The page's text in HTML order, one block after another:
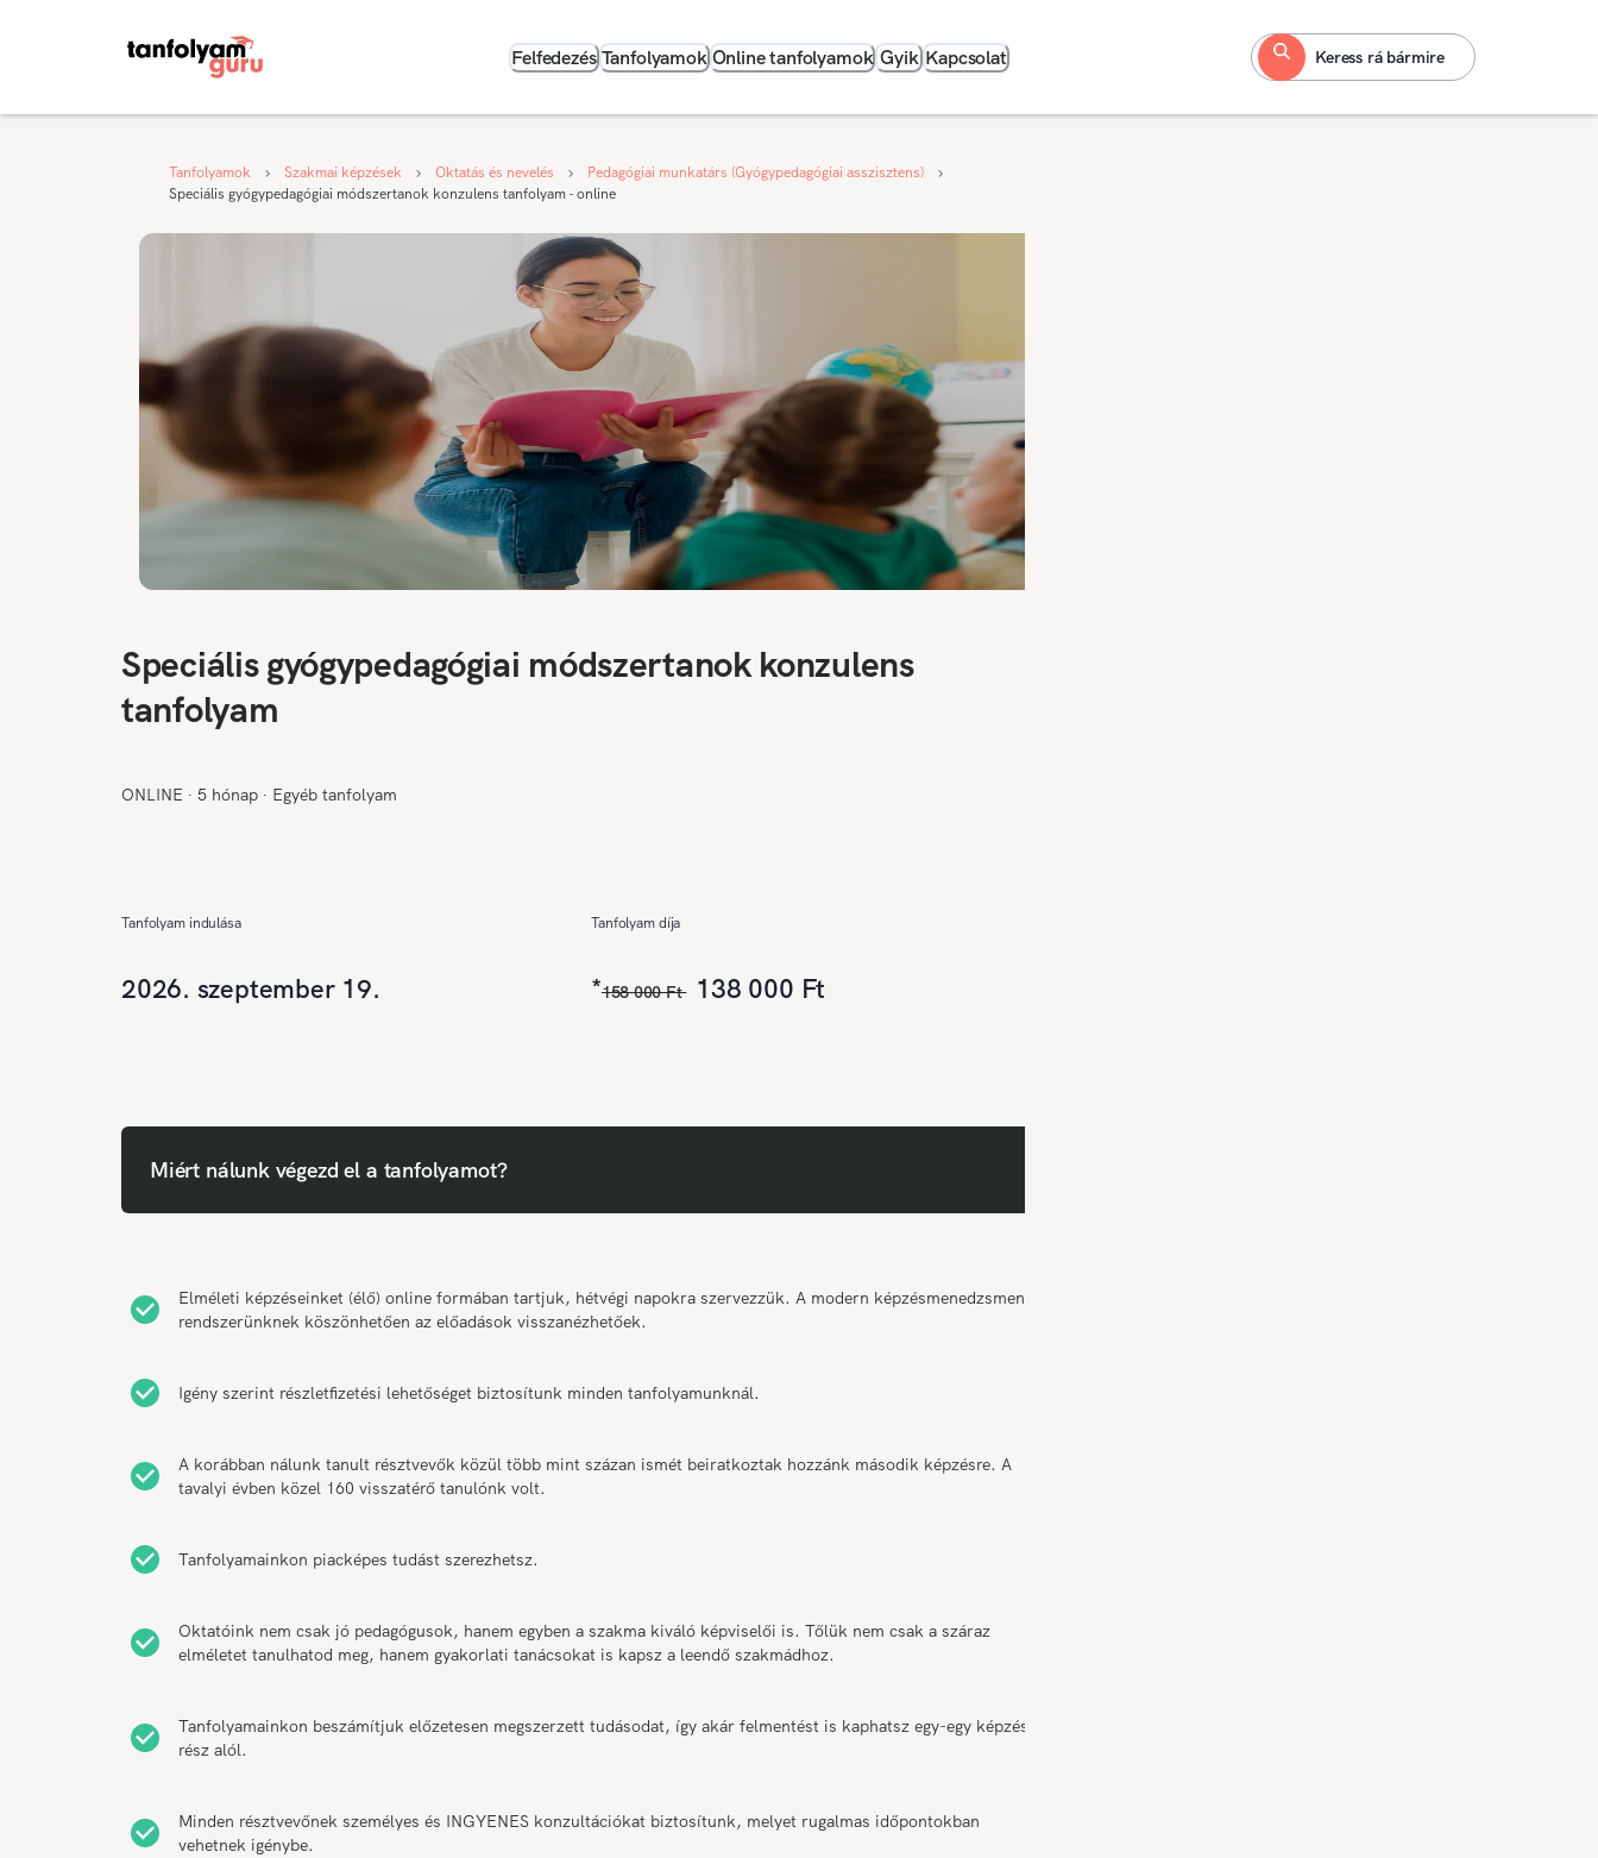
Felfedezés Tanfolyamok Online tanfolyamok Gyik Kapcsolat Keress rá bármire
Tanfolyamok Szakmai képzések Oktatás és nevelés
Pedagógiai munkatárs (Gyógypedagógiai asszisztens)
Speciális gyógypedagógiai módszertanok konzulens tanfolyam - online
Speciális gyógypedagógiai módszertanok konzulens
tanfolyam
ONLINE ∙ 5 hónap ∙ Egyéb tanfolyam
Tanfolyam indulása
2026. szeptember 19.
Tanfolyam díja
*158 000 Ft 138 000 Ft
Miért nálunk végezd el a tanfolyamot?
Elméleti képzéseinket (élő) online formában tartjuk, hétvégi napokra szervezzük. A modern képzésmenedzsment
rendszerünknek köszönhetően az előadások visszanézhetőek.
Igény szerint részletfizetési lehetőséget biztosítunk minden tanfolyamunknál.
A korábban nálunk tanult résztvevők közül több mint százan ismét beiratkoztak hozzánk második képzésre. A
tavalyi évben közel 160 visszatérő tanulónk volt.
Tanfolyamainkon piacképes tudást szerezhetsz.
Oktatóink nem csak jó pedagógusok, hanem egyben a szakma kiváló képviselői is. Tőlük nem csak a száraz
elméletet tanulhatod meg, hanem gyakorlati tanácsokat is kapsz a leendő szakmádhoz.
Tanfolyamainkon beszámítjuk előzetesen megszerzett tudásodat, így akár felmentést is kaphatsz egy-egy képzési
rész alól.
Minden résztvevőnek személyes és INGYENES konzultációkat biztosítunk, melyet rugalmas időpontokban
vehetnek igénybe.